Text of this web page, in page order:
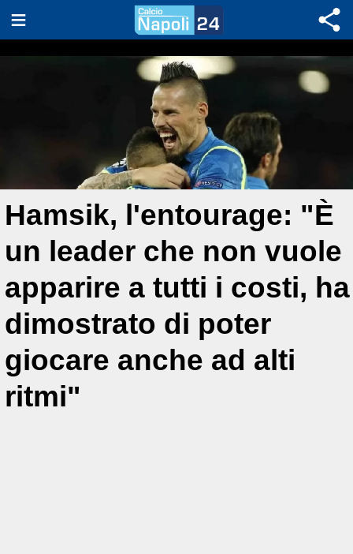
Hamsik, l'entourage: "È
un leader che non vuole
apparire a tutti i costi, ha
dimostrato di poter
giocare anche ad alti
ritmi"